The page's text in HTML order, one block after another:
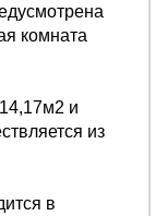
комната
и
из
в